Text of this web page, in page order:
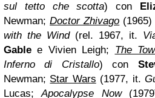
sul tetto che scotta) con
Newman;Doctor Zhivago
with the Wind(rel. 1967, it.
Gable e Vivien Leigh; The
Inferno di Cristallo) con
Newman; Star Wars (1977, it.
Lucas;Apocalypse Now